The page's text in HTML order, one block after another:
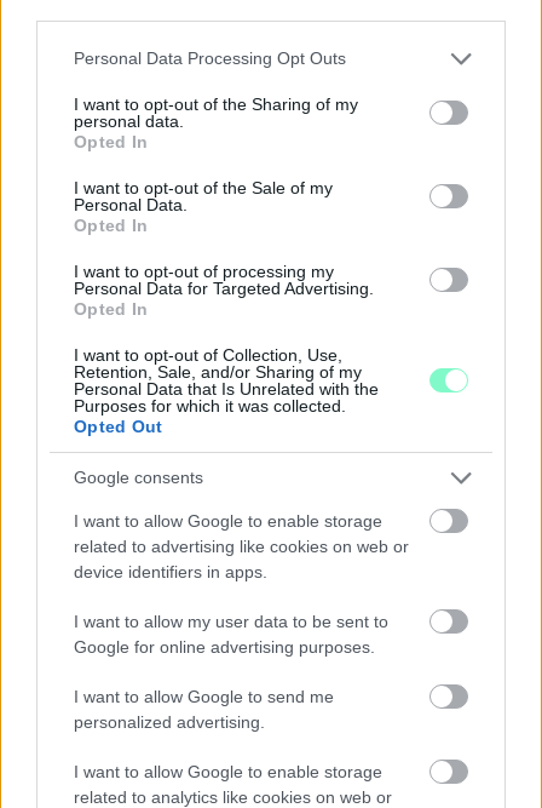
Please note that this website/app uses one or more Google
not limited to your visit or usage behaviour. You may click to
grant or deny consent to Google and its third-party tags to
use your data for below specified purposes in below Google
consent section.
Personal Data Processing Opt Outs
I want to opt-out of the Sharing of my
personal data.
Opted In
I want to opt-out of the Sale of my
Personal Data.
Opted In
I want to opt-out of processing my
Personal Data for Targeted Advertising.
Opted In
I want to opt-out of Collection, Use,
Retention, Sale, and/or Sharing of my
Personal Data that Is Unrelated with the
Purposes for which it was collected.
Opted Out
Google consents
I want to allow Google to enable storage
related to advertising like cookies on web or
device identifiers in apps.
I want to allow my user data to be sent to
Google for online advertising purposes.
I want to allow Google to send me
personalized advertising.
I want to allow Google to enable storage
related to analytics like cookies on web or
KRESZ-PARKOT GYŐRBEN – CSALÁDI
PROGRAMOKKAL ÜNNEPLIK A FELÚJÍTÁST
Ügyességi versenyek, KRESZ-kvíz, ingyenes kerékpár- és e-
rollerjelölés is várja a családokat augusztus 8-án.
NŐVERŐ SZOMBATHELYI FÉRFI ELLEN EMELT
VÁDAT AZ ÜGYÉSZSÉG